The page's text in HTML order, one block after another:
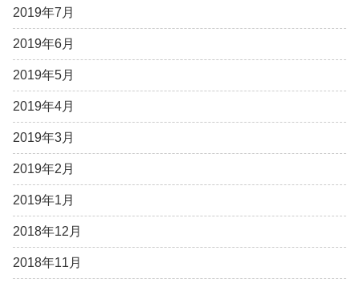
2019年7月
2019年6月
2019年5月
2019年4月
2019年3月
2019年2月
2019年1月
2018年12月
2018年11月